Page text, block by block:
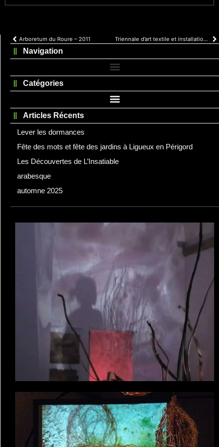
Arboretum du Roure – 2011 Triennale d’art textile et installation in situ au Québec
Navigation
Catégories
Articles Récents
Lever les dormances
Fête des mots et fête des jardins à Ligueux en Périgord
Les Découvertes de L’Insatiable
arabesque
automne 2025